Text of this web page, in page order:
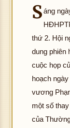
Sáng
thứ 2. Hội
dung phiên
cuộc họp
hoạch
vương
một số
của